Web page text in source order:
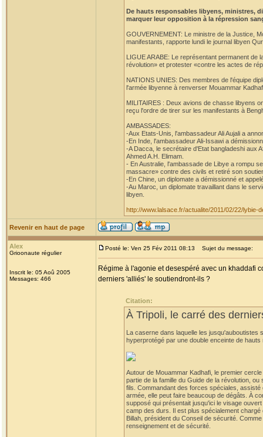
De hauts responsables libyens, ministres,
marquer leur opposition à la répression
GOUVERNEMENT: Le ministre de la Justice,
manifestants, rapporte lundi le journal libyen
LIGUE ARABE: Le représentant permanent de
révolution» et protester «contre les actes de
NATIONS UNIES: Des membres de l'équipe
l'armée libyenne à renverser Mouammar
MILITAIRES : Deux avions de chasse libyens
reçu l'ordre de tirer sur les manifestants à
AMBASSADES:
-Aux Etats-Unis, l'ambassadeur Ali Aujali a
-En Inde, l'ambassadeur Ali-Issawi a
-A Dacca, le secrétaire d'Etat bangladeshi aux
Ahmed A.H. Elimam.
- En Australie, l'ambassade de Libye a rompu
massacre» contre des civils et retiré son
-En Chine, un diplomate a démissionné et
-Au Maroc, un diplomate travaillant dans le
libyen.
http://www.lalsace.fr/actualite/2011/02/22/
Revenir en haut de page
Alex
Grioonaute régulier
Inscrit le: 05 Aoû 2005
Messages: 466
Posté le: Ven 25 Fév 2011 08:13 Sujet du message:
Régime à l'agonie et desespéré avec un khaddafi
derniers 'alliés' le soutiendront-ils ?
Citation:
À Tripoli, le carré des
La caserne dans laquelle les jusqu'auboutistes
hyperprotégé par une double enceinte de
Autour de Mouammar Kadhafi, le premier
partie de la famille du Guide de la révolution,
fils. Commandant des forces spéciales,
armée, elle peut faire beaucoup de dégâts. À
supposé qui présentait jusqu'ici le visage
camp des durs. Il est plus spécialement
Billah, président du Conseil de sécurité.
renseignement et de sécurité.